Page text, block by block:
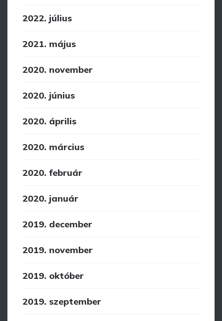
2022. július
2021. május
2020. november
2020. június
2020. április
2020. március
2020. február
2020. január
2019. december
2019. november
2019. október
2019. szeptember